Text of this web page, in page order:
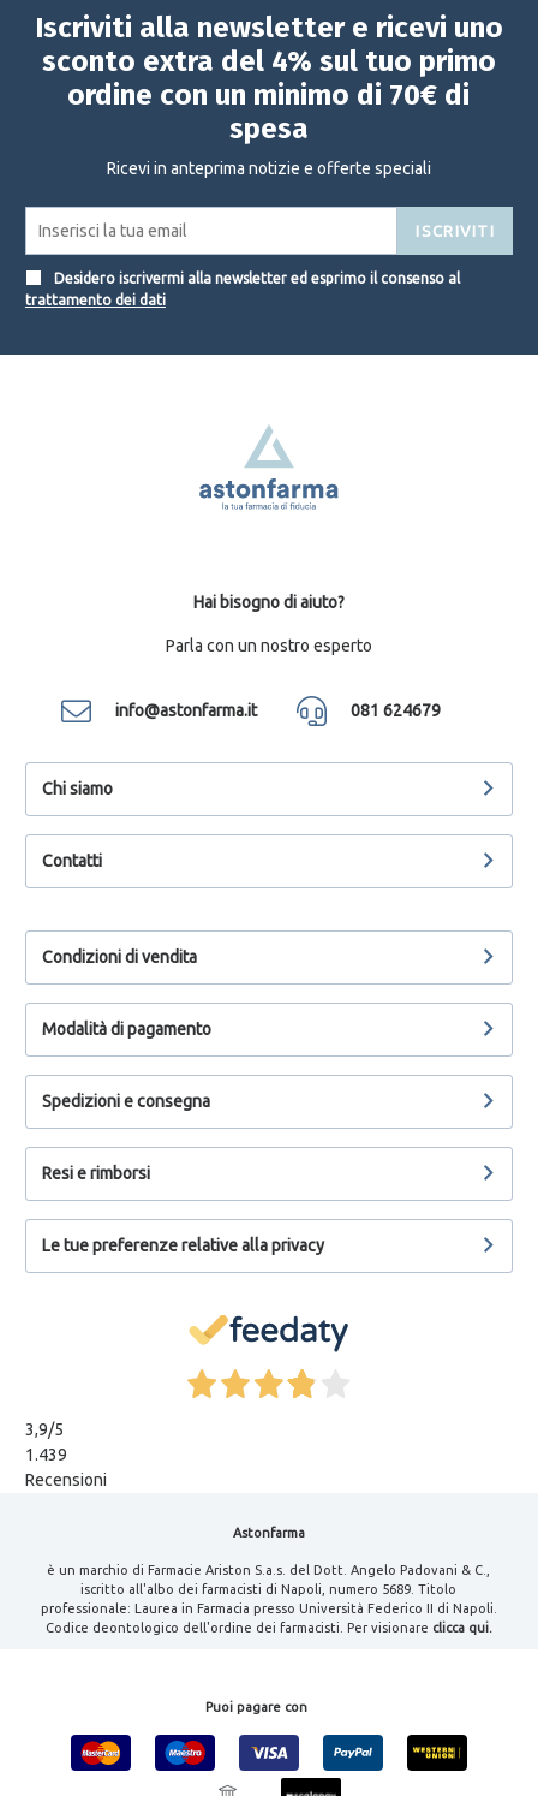
Iscriviti alla newsletter e ricevi uno
sconto extra del 4% sul tuo primo
ordine con un minimo di 70€ di
spesa
Ricevi in anteprima notizie e offerte speciali
ISCRIVITI
Desidero iscrivermi alla newsletter ed esprimo il consenso al
trattamento dei dati
Hai bisogno di aiuto?
Parla con un nostro esperto
info@astonfarma.it 081 624679
Chi siamo
Contatti
Condizioni di vendita
Modalità di pagamento
Spedizioni e consegna
Resi e rimborsi
Le tue preferenze relative alla privacy
3,9/5
1.439
Recensioni
Astonfarma
è un marchio di Farmacie Ariston S.a.s. del Dott. Angelo Padovani & C.,
iscritto all'albo dei farmacisti di Napoli, numero 5689. Titolo
professionale: Laurea in Farmacia presso Università Federico II di Napoli.
Codice deontologico dell'ordine dei farmacisti. Per visionare clicca qui.
Puoi pagare con